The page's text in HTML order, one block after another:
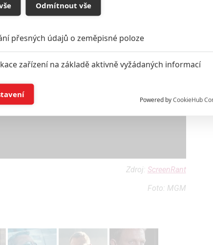
Zdroj: ScreenRant
Foto: MGM
Odmítnout vše
přesných údajů o zeměpisné poloze
zařízení na základě aktivně vyžádaných informací
a/nebo přístup k informacím v zařízení
založená na omezených údajích a měření reklamy
obsah, měření obsahu, průzkum publika a vývoj
s účely a funkcemi zde uvedenými dáváte nám i našim
Powered byCookieHub